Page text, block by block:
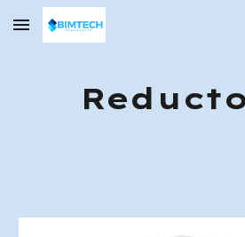
Skip to main content
R